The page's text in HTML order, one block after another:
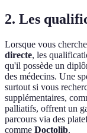
2. Les
Lorsque vous
directe, les
qu'il possède un
des médecins. Une
surtout si vous
supplémentaires,
palliatifs, offrent un
parcours via des
comme Doctolib.